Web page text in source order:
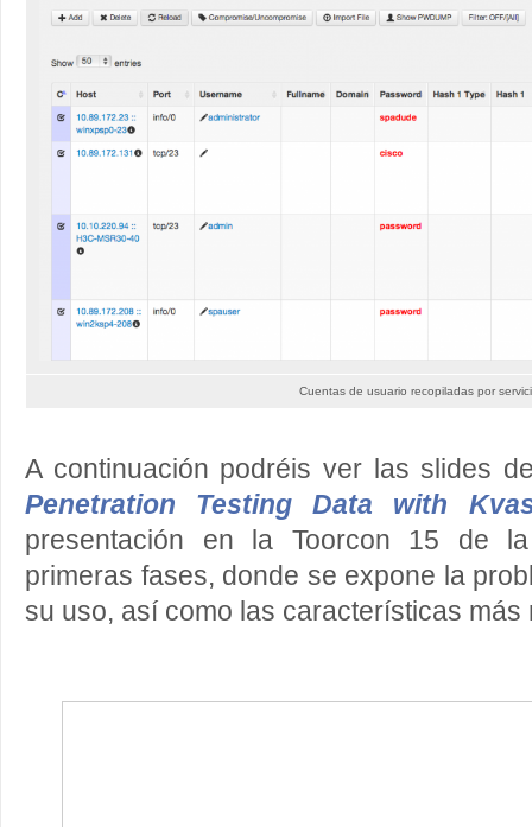
Cuentas de usuario recopiladas por
A continuación podréis ver las slides
Penetration Testing Data with
presentación en la Toorcon 15 de
primeras fases, donde se expone la
su uso, así como las características más